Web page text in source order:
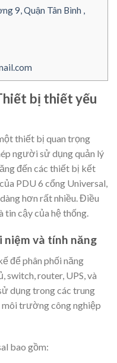
9, Quận Tân Bình ,
bị thiết yếu
thiết bị quan trọng
người sử dụng quản lý
đến các thiết bị kết
PDU 6 cổng Universal,
hơn rất nhiều. Điều
tin cậy của hệ thống.
niệm và tính năng
để phân phối năng
switch, router, UPS, và
dụng trong các trung
môi trường công nghiệp
bao gồm: